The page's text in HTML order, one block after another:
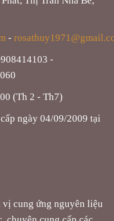
-
-
(Th 2 - Th7)
ngày 04/09/2009 tại
vị cung ứng nguyên liệu
chuyên cung cấp các